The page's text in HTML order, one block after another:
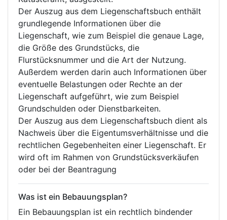
Der Auszug aus dem Liegenschaftsbuch enthält
grundlegende Informationen über die
Liegenschaft, wie zum Beispiel die genaue Lage,
die Größe des Grundstücks, die
Flurstücksnummer und die Art der Nutzung.
Außerdem werden darin auch Informationen über
eventuelle Belastungen oder Rechte an der
Liegenschaft aufgeführt, wie zum Beispiel
Grundschulden oder Dienstbarkeiten.
Der Auszug aus dem Liegenschaftsbuch dient als
Nachweis über die Eigentumsverhältnisse und die
rechtlichen Gegebenheiten einer Liegenschaft. Er
wird oft im Rahmen von Grundstücksverkäufen
oder bei der Beantragung
Was ist ein Bebauungsplan?
Ein Bebauungsplan ist ein rechtlich bindender